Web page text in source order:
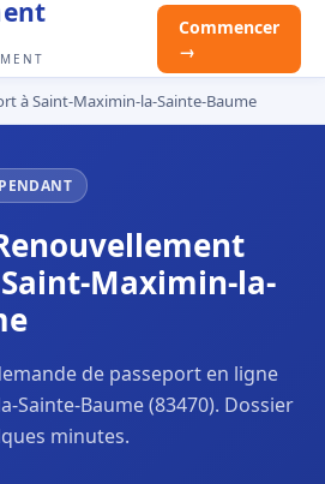
Commencer
→
à Saint-Maximin-la-Sainte-Baume
Maximin-la-
de passeport en ligne
Sainte-Baume (83470). Dossier
minutes.